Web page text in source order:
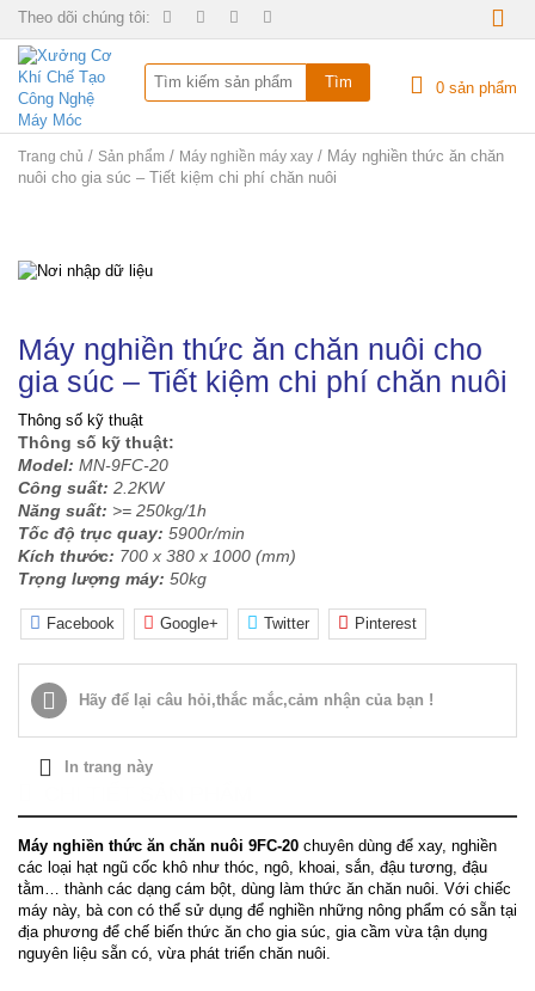
Theo dõi chúng tôi:
0 sản phẩm
Trang chủ / Sản phẩm / Máy nghiền máy xay / Máy nghiền thức ăn chăn
nuôi cho gia súc – Tiết kiệm chi phí chăn nuôi
Máy nghiền thức ăn chăn nuôi cho
gia súc – Tiết kiệm chi phí chăn nuôi
Thông số kỹ thuật
Thông số kỹ thuật:
Model: MN-9FC-20
Công suất: 2.2KW
Năng suất: >= 250kg/1h
Tốc độ trục quay: 5900r/min
Kích thước: 700 x 380 x 1000 (mm)
Trọng lượng máy: 50kg
Facebook Google+ Twitter Pinterest
Hãy để lại câu hỏi,thắc mắc,cảm nhận của bạn !
In trang này
Máy nghiền thức ăn chăn nuôi 9FC-20 chuyên dùng để xay, nghiền
các loại hạt ngũ cốc khô như thóc, ngô, khoai, sắn, đậu tương, đậu
tằm… thành các dạng cám bột, dùng làm thức ăn chăn nuôi. Với chiếc
máy này, bà con có thể sử dụng để nghiền những nông phẩm có sẵn tại
địa phương để chế biến thức ăn cho gia súc, gia cầm vừa tận dụng
nguyên liệu sẵn có, vừa phát triển chăn nuôi.